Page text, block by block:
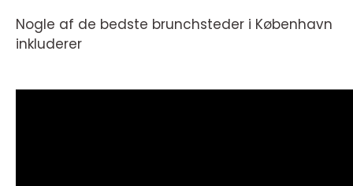
Nogle af de bedste brunchsteder i København
inkluderer